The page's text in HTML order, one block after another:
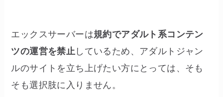
エックスサーバーは規約でアダルト系コンテン
ツの運営を禁止 しているため、アダルトジャン
ルのサイトを立ち上げたい方にとっては、そも
そも選択肢に入りません。